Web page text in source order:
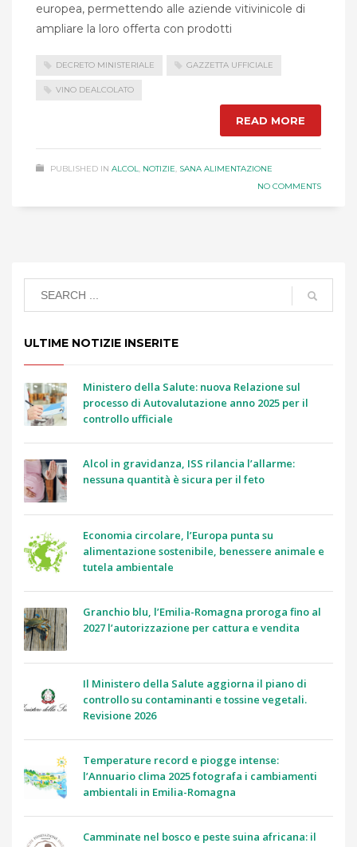
europea, permettendo alle aziende vitivinicole di
ampliare la loro offerta con prodotti
DECRETO MINISTERIALE GAZZETTA UFFICIALE
VINO DEALCOLATO
READ MORE
PUBLISHED IN ALCOL, NOTIZIE, SANA ALIMENTAZIONE
NO COMMENTS
ULTIME NOTIZIE INSERITE
Ministero della Salute: nuova Relazione sul
processo di Autovalutazione anno 2025 per il
controllo ufficiale
Alcol in gravidanza, ISS rilancia l’allarme:
nessuna quantità è sicura per il feto
Economia circolare, l’Europa punta su
alimentazione sostenibile, benessere animale e
tutela ambientale
Granchio blu, l’Emilia-Romagna proroga fino al
2027 l’autorizzazione per cattura e vendita
Il Ministero della Salute aggiorna il piano di
controllo su contaminanti e tossine vegetali.
Revisione 2026
Temperature record e piogge intense:
l’Annuario clima 2025 fotografa i cambiamenti
ambientali in Emilia-Romagna
Camminate nel bosco e peste suina africana: il